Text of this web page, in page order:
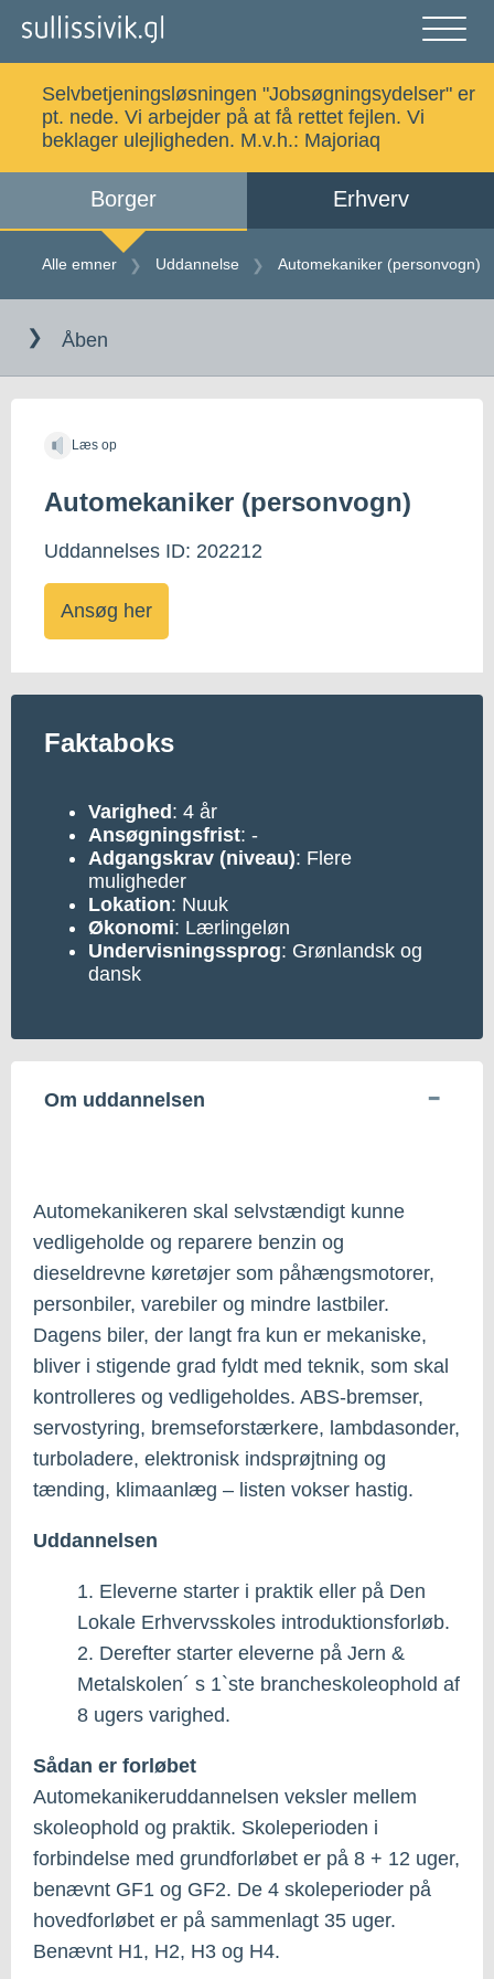
luk
Alle emner Selvbetjening
Kalaallisut
Selvbetjeningsløsningen "Jobsøgningsydelser" er
pt. nede. Vi arbejder på at få rettet fejlen. Vi
beklager ulejligheden. M.v.h.: Majoriaq
Borger Erhverv
Alle emner Uddannelse Automekaniker (personvogn)
indholdet
Åben
Læs op
Automekaniker (personvogn)
Uddannelses ID: 202212
Ansøg her
Faktaboks
Varighed: 4 år
Ansøgningsfrist: -
Adgangskrav (niveau): Flere
muligheder
Lokation: Nuuk
Økonomi: Lærlingeløn
Undervisningssprog: Grønlandsk og
dansk
Om uddannelsen
Automekanikeren skal selvstændigt kunne
vedligeholde og reparere benzin og
dieseldrevne køretøjer som påhængsmotorer,
personbiler, varebiler og mindre lastbiler.
Dagens biler, der langt fra kun er mekaniske,
bliver i stigende grad fyldt med teknik, som skal
kontrolleres og vedligeholdes. ABS-bremser,
servostyring, bremseforstærkere, lambdasonder,
turboladere, elektronisk indsprøjtning og
tænding, klimaanlæg – listen vokser hastig.
Uddannelsen
1. Eleverne starter i praktik eller på Den
Lokale Erhvervsskoles introduktionsforløb.
2. Derefter starter eleverne på Jern &
Metalskolen´ s 1`ste brancheskoleophold af
8 ugers varighed.
Sådan er forløbet
Automekanikeruddannelsen veksler mellem
skoleophold og praktik. Skoleperioden i
forbindelse med grundforløbet er på 8 + 12 uger,
benævnt GF1 og GF2. De 4 skoleperioder på
hovedforløbet er på sammenlagt 35 uger.
Benævnt H1, H2, H3 og H4.